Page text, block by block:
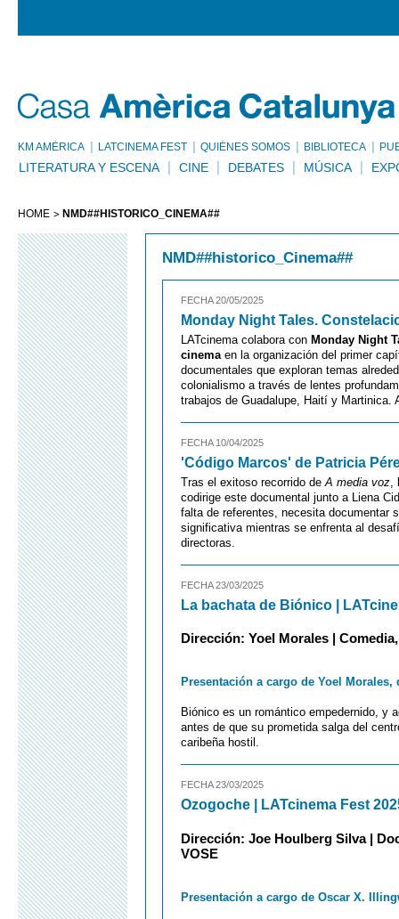
KM AMÈRICA LATCINEMA FEST QUIÉNES SOMOS BIBLIOTECA
LITERATURA Y ESCENA CINE DEBATES MÚSICA
HOME NMD##HISTORICO_CINEMA##
NMD##historico_Cinema##
FECHA 20/05/2025
Monday Night Tales.
LATcinema colabora con Monday Night
cinemaen la organización del primer
documentales que exploran temas
colonialismo a través de lentes
trabajos de Guadalupe, Haití y Martinica.
FECHA 10/04/2025
'Código Marcos' de Patricia
Tras el exitoso recorrido deA media voz,
codirige este documental junto a Liena
falta de referentes, necesita documentar
significativa mientras se enfrenta al
directoras.
FECHA 23/03/2025
La bachata de Biónico |
Dirección: Yoel Morales |
Presentación a cargo de Yoel Morales,
Biónico es un romántico empedernido, y
antes de que su prometida salga del
caribeña hostil.
FECHA 23/03/2025
Ozogoche | LATcinema Fest
Dirección: Joe Houlberg Silva |
VOSE
Presentación a cargo de Oscar X.